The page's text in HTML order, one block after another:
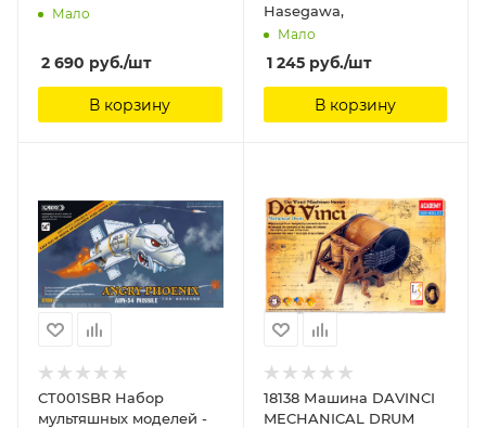
Мало
2 690 руб./шт
В корзину
Hasegawa,
Мало
1 245руб./шт
В корзину
CT001SBR Набор
мультяшных моделей -
18138 Машина DAVINCI
MECHANICAL DRUM